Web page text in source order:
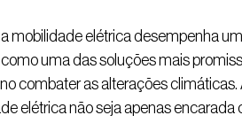
a mobilidade elétrica desempenha
uma das soluções mais
combater as alterações
elétrica não seja apenas